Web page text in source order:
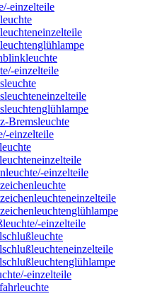
einzelteile
einzelteile
Bremsleuchte
einzelteile
einzelteile
einzelteile
einzelteile